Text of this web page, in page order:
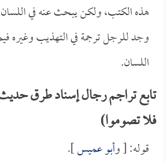
هذه الكتب، ولكن يبحث عنه في اللسان
وجد للرجل ترجمة في التهذيب وغيره
اللسان.
تابع تراجم رجال إسناد طرق
فلا تصوموا)
قوله: [ وأبو عميس].